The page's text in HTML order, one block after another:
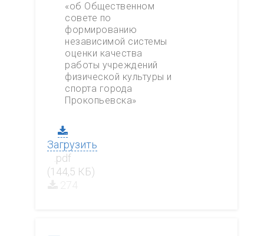
«об Общественном
совете по
формированию
независимой системы
оценки качества
работы учреждений
физической культуры и
спорта города
Прокопьевска»
Загрузить
.pdf
(144,5 КБ)